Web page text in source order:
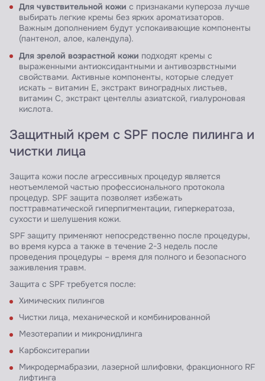
Для чувствительной кожи с признаками купероза лучше
выбирать легкие кремы без ярких ароматизаторов.
Важным дополнением будут успокаивающие компоненты
(пантенол, алое, календула).
Для зрелой возрастной кожи подходят кремы с
выраженными антиоксидантными и антивозрвстными
свойствами. Активные компоненты, которые следует
искать – витамин Е, экстракт виноградных листьев,
витамин С, экстракт центеллы азиатской, гиалуроновая
кислота.
Защитный крем с SPF после пилинга и
чистки лица
Защита кожи после агрессивных процедур является
неотъемлемой частью профессионального протокола
процедур. SPF защита позволяет избежать
посттравматической гиперпигментации, гиперкератоза,
сухости и шелушения кожи.
SPF защиту применяют непосредственно после процедуры,
во время курса а также в течение 2-3 недель после
проведения процедуры – время для полного и безопасного
заживления травм.
Защита с SPF требуется после:
Химических пилингов
Чистки лица, механической и комбинированной
Мезотерапии и микронидлинга
Карбокситерапии
Микродермабразии, лазерной шлифовки, фракционного RF
лифтинга